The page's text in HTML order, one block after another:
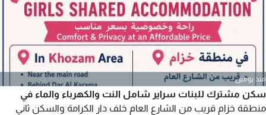
منذ يومين
سكن مشترك للبنات سراير شامل النت والكهرباء والماء في
منطقة خزام قريب من الشارع العام خلف دار الكرامة والسكن ثاني